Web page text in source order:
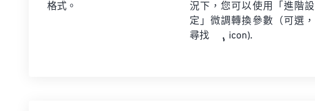
格式。
況下，您可以使用「進階設
定」微調轉換參數（可選，
尋找
icon).